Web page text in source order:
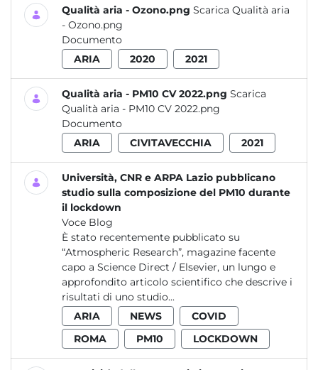
Qualità aria - Ozono.png Scarica Qualità aria
- Ozono.png
Documento
ARIA
2020 2021
Qualità aria - PM10 CV 2022.png Scarica
Qualità aria - PM10 CV 2022.png
Documento
ARIA
CIVITAVECCHIA 2021
Università, CNR e ARPA Lazio pubblicano
studio sulla composizione del PM10 durante
il lockdown
Voce Blog
È stato recentemente pubblicato su
“Atmospheric Research”, magazine facente
capo a Science Direct / Elsevier, un lungo e
approfondito articolo scientifico che descrive i
risultati di uno studio...
ARIA
NEWS
COVID
ROMA
PM10 LOCKDOWN